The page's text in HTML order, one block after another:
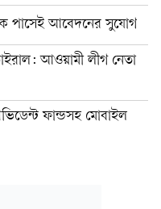
পাসেই আবেদনের সুযোগ
আওয়ামী লীগ নেতা
ফান্ডসহ মোবাইল